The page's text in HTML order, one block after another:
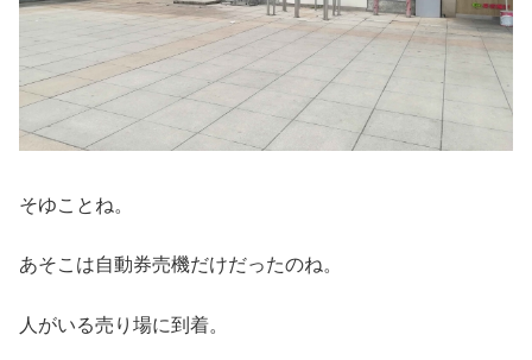
そゆことね。
あそこは自動券売機だけだったのね。
人がいる売り場に到着。